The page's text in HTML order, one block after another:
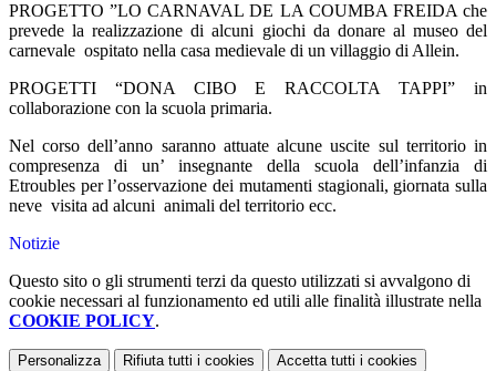
PROGETTO ”LO CARNAVAL DE LA COUMBA FREIDA che
prevede la realizzazione di alcuni giochi da donare al museo del
carnevale ospitato nella casa medievale di un villaggio di Allein.
PROGETTI “DONA CIBO E RACCOLTA TAPPI” in
collaborazione con la scuola primaria.
Nel corso dell’anno saranno attuate alcune uscite sul territorio in
compresenza di un’ insegnante della scuola dell’infanzia di
Etroubles per l’osservazione dei mutamenti stagionali, giornata sulla
neve visita ad alcuni animali del territorio ecc.
Notizie
Questo sito o gli strumenti terzi da questo utilizzati si avvalgono di
cookie necessari al funzionamento ed utili alle finalità illustrate nella
COOKIE POLICY.
Personalizza Rifiuta tutti i cookies Accetta tutti i cookies